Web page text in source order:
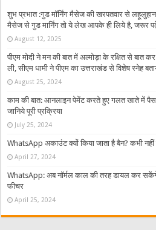
शुभ प्रभात :गुड मॉर्निंग मैसेज की खरपतवार से
मैसेज से गुड मार्निंग तो ये लेख आपके ही लिये है, जरूर
August 12, 2025
पीएम मोदी ने मन की बात में अल्मोड़ा के रक्षित से बात
ली, सीएम धामी ने पीएम का उत्तराखंड से विशेष स्नेह
August 25, 2024
काम की बात: आनलाइन पेमेंट करते हुए गलत खाते में
जानिये पूरी प्रक्रिया
July 25, 2024
WhatsApp अकाउंट क्यों किया जाता है बैन? कभी नहीं
April 27, 2024
WhatsApp: अब नॉर्मल काल की तरह डायल कर
फीचर
April 25, 2024